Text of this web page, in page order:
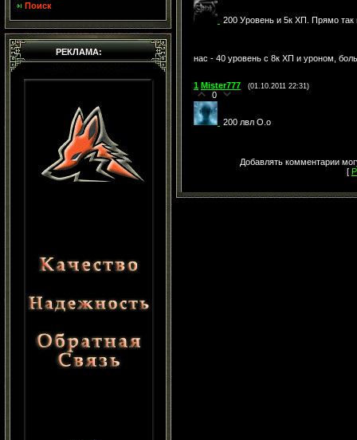
Поиск
РЕКЛАМА:
200 Уровень и 5к ХП. Прямо
нас - 40 уровень с 8к ХП и уроном,
1 Mister777 (01.10.2011 22:31)
0
200 лвл О.о
Добавлять комментарии
[